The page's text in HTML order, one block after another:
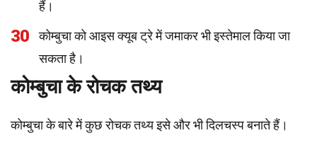
हैं।
30
कोम्बुचा को आइस क्यूब ट्रे में जमाकर भी इस्तेमाल किया जा
सकता है।
कोम्बुचा के रोचक तथ्य
कोम्बुचा के बारे में कुछ रोचक तथ्य इसे और भी दिलचस्प बनाते हैं।